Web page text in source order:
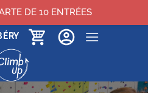
DE 10 ENTRÉES